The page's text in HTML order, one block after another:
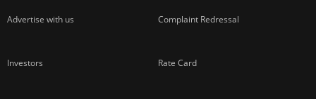
Advertise with us Complaint Redressal
Investors Rate Card